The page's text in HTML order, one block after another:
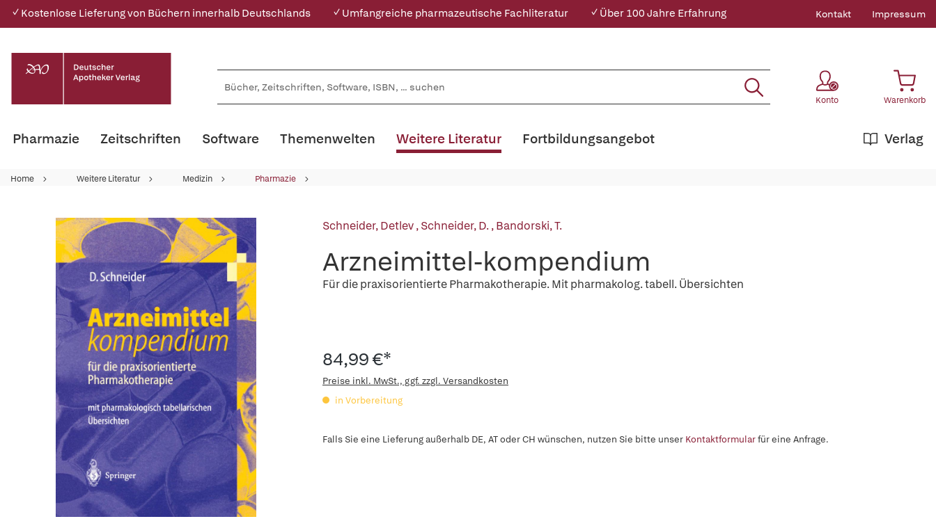
✓ Kostenlose Lieferung von Büchern innerhalb Deutschlands ✓ Umfangreiche pharmazeutische Fachliteratur ✓ Über 100 Jahre Erfahrung Kontakt Impressum
Konto Warenkorb
Pharmazie Zeitschriften Software Themenwelten Weitere Literatur Verlag
Fortbildungsangebot
Home Weitere Literatur Medizin Pharmazie
Schneider, Detlev,Schneider, D.,Bandorski, T.
Arzneimittel-kompendium
Für die praxisorientierte Pharmakotherapie. Mit pharmakolog. tabell. Übersichten
84,99 €*
Preise inkl. MwSt., ggf. zzgl. Versandkosten
in Vorbereitung
Falls Sie eine Lieferung außerhalb DE, AT oder CH wünschen, nutzen Sie bitte unser Kontaktformularfür eine Anfrage.